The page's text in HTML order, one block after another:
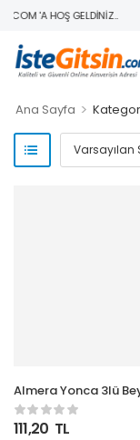
'A HOŞ GELDINIZ..
Ana Sayfa >
Almera Yonca 3lü
Topraklı Fiş
111,20 TL